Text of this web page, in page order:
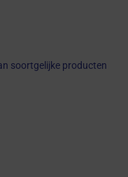
soortgelijke producten